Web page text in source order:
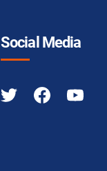
Social Media